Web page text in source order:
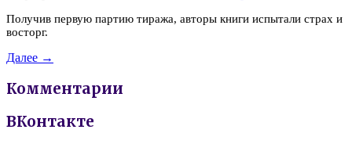
Получив первую партию тиража, авторы книги испытали страх и
восторг.
Далее →
Комментарии
ВКонтакте